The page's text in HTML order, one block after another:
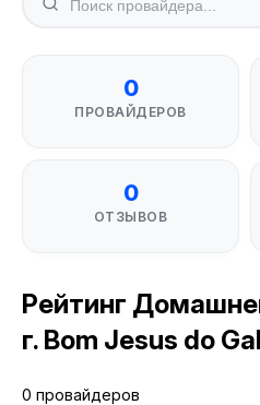
0
ПРОВАЙДЕРОВ
0
ОТЗЫВОВ
Рейтинг
г. Bom Jesus do
0 провайдеров